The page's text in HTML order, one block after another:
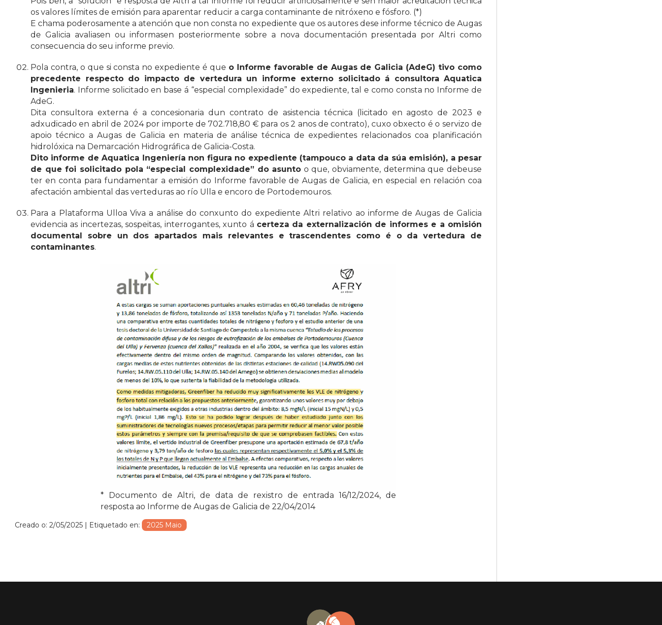
os valores límites de emisión para aparentar reducir a carga contaminante de nitróxeno e fósforo. (*)
E chama poderosamente a atención que non consta no expediente que os autores dese informe técnico de Augas
de Galicia avaliasen ou informasen posteriormente sobre a nova documentación presentada por Altri como
consecuencia do seu informe previo.
Pola contra, o que si consta no expediente é que o Informe favorable de Augas de Galicia (AdeG) tivo como
precedente respecto do impacto de vertedura un informe externo solicitado á consultora Aquatica
Ingenieria. Informe solicitado en base á “especial complexidade” do expediente, tal e como consta no Informe de
AdeG.
Dita consultora externa é a concesionaria dun contrato de asistencia técnica (licitado en agosto de 2023 e
adxudicado en abril de 2024 por importe de 702.718,80 € para os 2 anos de contrato), cuxo obxecto é o servizo de
apoio técnico a Augas de Galicia en materia de análise técnica de expedientes relacionados coa planificación
hidrolóxica na Demarcación Hidrográfica de Galicia-Costa.
Dito informe de Aquatica Ingeniería non figura no expediente (tampouco a data da súa emisión), a pesar
de que foi solicitado pola “especial complexidade” do asunto o que, obviamente, determina que debeuse
ter en conta para fundamentar a emisión do Informe favorable de Augas de Galicia, en especial en relación coa
afectación ambiental das verteduras ao río Ulla e encoro de Portodemouros.
Para a Plataforma Ulloa Viva a análise do conxunto do expediente Altri relativo ao informe de Augas de Galicia
evidencia as incertezas, sospeitas, interrogantes, xunto á certeza da externalización de informes e a omisión
documental sobre un dos apartados mais relevantes e trascendentes como é o da vertedura de
contaminantes.
* Documento de Altri, de data de rexistro de entrada 16/12/2024, de
resposta ao Informe de Augas de Galicia de 22/04/2014
Creado o: 2/05/2025 | Etiquetado en: 2025 Maio